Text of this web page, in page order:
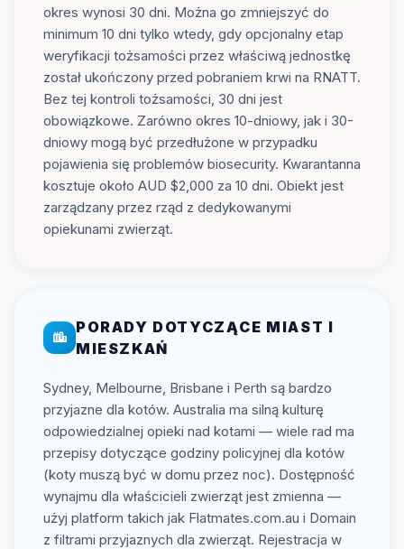
okres wynosi 30 dni. Można go zmniejszyć do
minimum 10 dni tylko wtedy, gdy opcjonalny etap
weryfikacji tożsamości przez właściwą jednostkę
został ukończony przed pobraniem krwi na RNATT.
Bez tej kontroli tożsamości, 30 dni jest
obowiązkowe. Zarówno okres 10-dniowy, jak i 30-
dniowy mogą być przedłużone w przypadku
pojawienia się problemów biosecurity. Kwarantanna
kosztuje około AUD $2,000 za 10 dni. Obiekt jest
zarządzany przez rząd z dedykowanymi
opiekunami zwierząt.
PORADY DOTYCZĄCE MIAST I
MIESZKAŃ
Sydney, Melbourne, Brisbane i Perth są bardzo
przyjazne dla kotów. Australia ma silną kulturę
odpowiedzialnej opieki nad kotami — wiele rad ma
przepisy dotyczące godziny policyjnej dla kotów
(koty muszą być w domu przez noc). Dostępność
wynajmu dla właścicieli zwierząt jest zmienna —
użyj platform takich jak Flatmates.com.au i Domain
z filtrami przyjaznych dla zwierząt. Rejestracja w